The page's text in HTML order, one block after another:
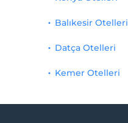
Balıkesir Otelleri
Datça Otelleri
Kemer Otelleri